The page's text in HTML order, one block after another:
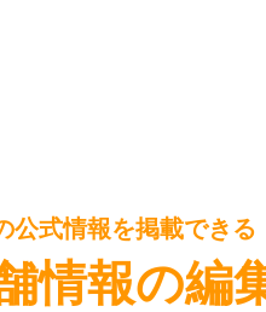
公式情報を掲載できる
情報の編